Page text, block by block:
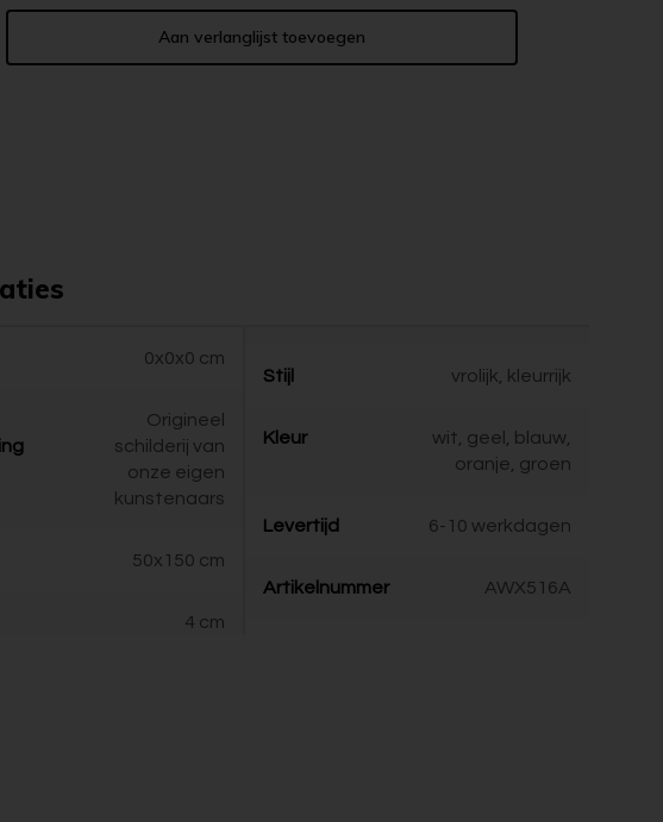
Aan verlanglijst toevoegen
0x0x0 cm
Origineel
schilderij van
onze eigen
kunstenaars
50x150 cm
4 cm
Stijl vrolijk, kleurrijk
Kleur
wit, geel, blauw,
oranje, groen
Levertijd 6-10 werkdagen
Artikelnummer AWX516A